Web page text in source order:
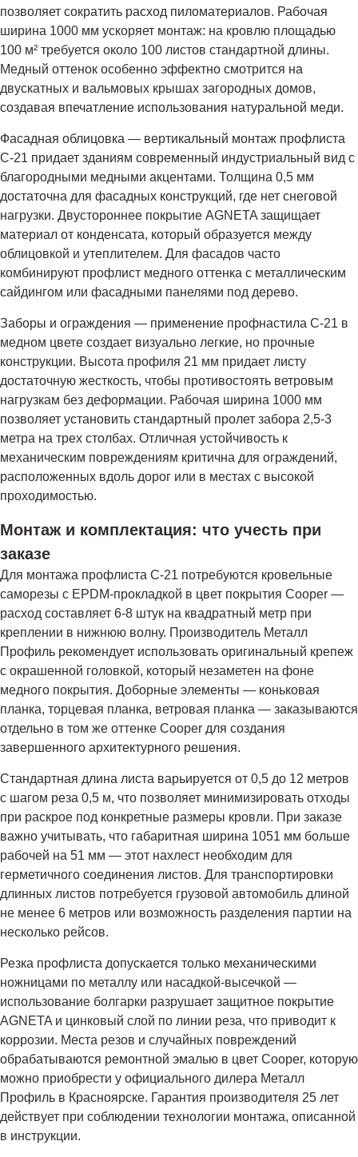
позволяет сократить расход пиломатериалов. Рабочая
ширина 1000 мм ускоряет монтаж: на кровлю площадью
100 м² требуется около 100 листов стандартной длины.
Медный оттенок особенно эффектно смотрится на
двускатных и вальмовых крышах загородных домов,
создавая впечатление использования натуральной меди.
Фасадная облицовка — вертикальный монтаж профлиста
С-21 придает зданиям современный индустриальный вид с
благородными медными акцентами. Толщина 0,5 мм
достаточна для фасадных конструкций, где нет снеговой
нагрузки. Двустороннее покрытие AGNETA защищает
материал от конденсата, который образуется между
облицовкой и утеплителем. Для фасадов часто
комбинируют профлист медного оттенка с металлическим
сайдингом или фасадными панелями под дерево.
Заборы и ограждения — применение профнастила С-21 в
медном цвете создает визуально легкие, но прочные
конструкции. Высота профиля 21 мм придает листу
достаточную жесткость, чтобы противостоять ветровым
нагрузкам без деформации. Рабочая ширина 1000 мм
позволяет установить стандартный пролет забора 2,5-3
метра на трех столбах. Отличная устойчивость к
механическим повреждениям критична для ограждений,
расположенных вдоль дорог или в местах с высокой
проходимостью.
Монтаж и комплектация: что учесть при
заказе
Для монтажа профлиста С-21 потребуются кровельные
саморезы с EPDM-прокладкой в цвет покрытия Cooper —
расход составляет 6-8 штук на квадратный метр при
креплении в нижнюю волну. Производитель Металл
Профиль рекомендует использовать оригинальный крепеж
с окрашенной головкой, который незаметен на фоне
медного покрытия. Доборные элементы — коньковая
планка, торцевая планка, ветровая планка — заказываются
отдельно в том же оттенке Cooper для создания
завершенного архитектурного решения.
Стандартная длина листа варьируется от 0,5 до 12 метров
с шагом реза 0,5 м, что позволяет минимизировать отходы
при раскрое под конкретные размеры кровли. При заказе
важно учитывать, что габаритная ширина 1051 мм больше
рабочей на 51 мм — этот нахлест необходим для
герметичного соединения листов. Для транспортировки
длинных листов потребуется грузовой автомобиль длиной
не менее 6 метров или возможность разделения партии на
несколько рейсов.
Резка профлиста допускается только механическими
ножницами по металлу или насадкой-высечкой —
использование болгарки разрушает защитное покрытие
AGNETA и цинковый слой по линии реза, что приводит к
коррозии. Места резов и случайных повреждений
обрабатываются ремонтной эмалью в цвет Cooper, которую
можно приобрести у официального дилера Металл
Профиль в Красноярске. Гарантия производителя 25 лет
действует при соблюдении технологии монтажа, описанной
в инструкции.